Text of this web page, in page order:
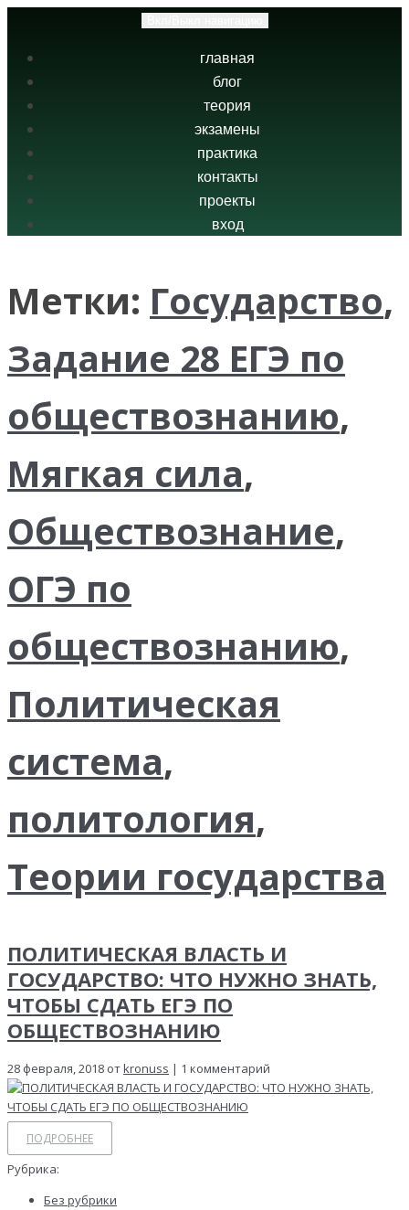
главная
блог
теория
экзамены
практика
контакты
проекты
вход
Метки: Государство,
Задание 28 ЕГЭ по
обществознанию,
Мягкая сила,
Обществознание,
ОГЭ по
обществознанию,
Политическая
система,
политология,
Теории государства
ПОЛИТИЧЕСКАЯ ВЛАСТЬ И
ГОСУДАРСТВО: ЧТО НУЖНО ЗНАТЬ,
ЧТОБЫ СДАТЬ ЕГЭ ПО
ОБЩЕСТВОЗНАНИЮ
28 февраля, 2018 отkronuss | 1 комментарий
ПОДРОБНЕЕ
Рубрика:
Без рубрики